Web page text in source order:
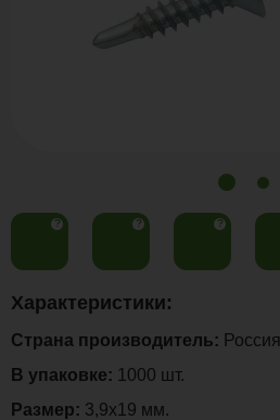
? ? ?
Характеристики:
Страна производитель: Россия
В упаковке: 1000 шт.
Размер: 3,9х19 мм.